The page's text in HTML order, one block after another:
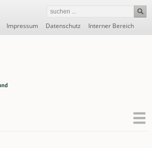
Impressum Datenschutz Interner Bereich